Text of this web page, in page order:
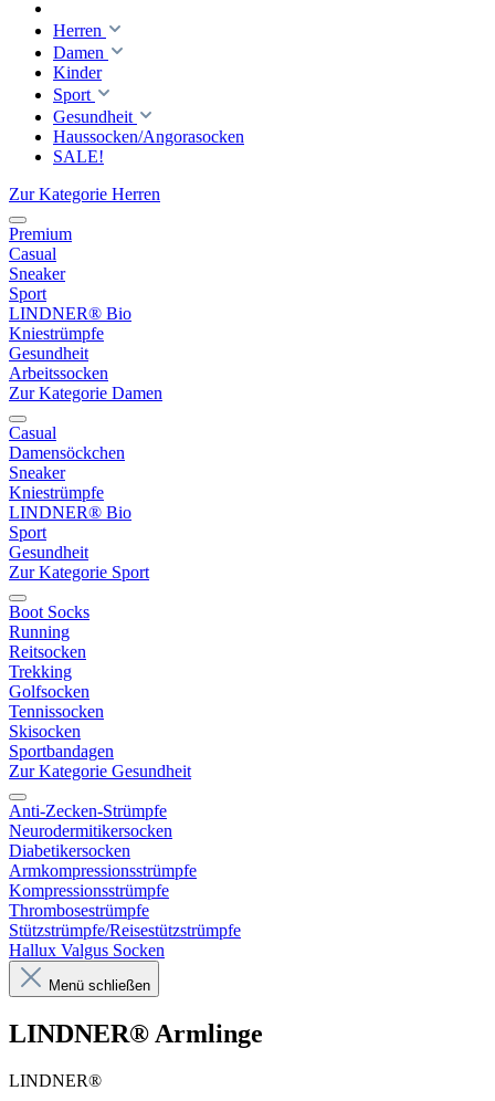
Herren
Damen
Kinder
Sport
Gesundheit
Haussocken/Angorasocken
SALE!
Zur Kategorie Herren
Premium
Casual
Sneaker
Sport
LINDNER® Bio
Kniestrümpfe
Gesundheit
Arbeitssocken
Zur Kategorie Damen
Casual
Damensöckchen
Sneaker
Kniestrümpfe
LINDNER® Bio
Sport
Gesundheit
Zur Kategorie Sport
Boot Socks
Running
Reitsocken
Trekking
Golfsocken
Tennissocken
Skisocken
Sportbandagen
Zur Kategorie Gesundheit
Anti-Zecken-Strümpfe
Neurodermitikersocken
Diabetikersocken
Armkompressionsstrümpfe
Kompressionsstrümpfe
Thrombosestrümpfe
Stützstrümpfe/Reisestützstrümpfe
Hallux Valgus Socken
Menü schließen
LINDNER® Armlinge
LINDNER®